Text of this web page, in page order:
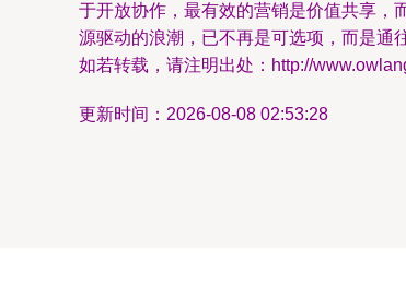
于开放协作，最有效的营销是价值共享，
源驱动的浪潮，已不再是可选项，而是通
如若转载，请注明出处：http://
更新时间：2026-08-08 02:53:28